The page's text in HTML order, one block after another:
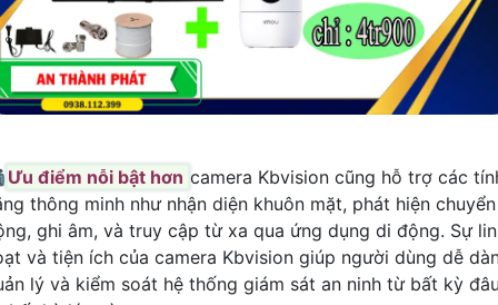
Ưu điểm nỗi bật hơn camera Kbvision cũng hỗ trợ các
thông minh như nhận diện khuôn mặt, phát hiện chuyển
ghi âm, và truy cập từ xa qua ứng dụng di động. Sự
và tiện ích của camera Kbvision giúp người dùng dễ
lý và kiểm soát hệ thống giám sát an ninh từ bất kỳ